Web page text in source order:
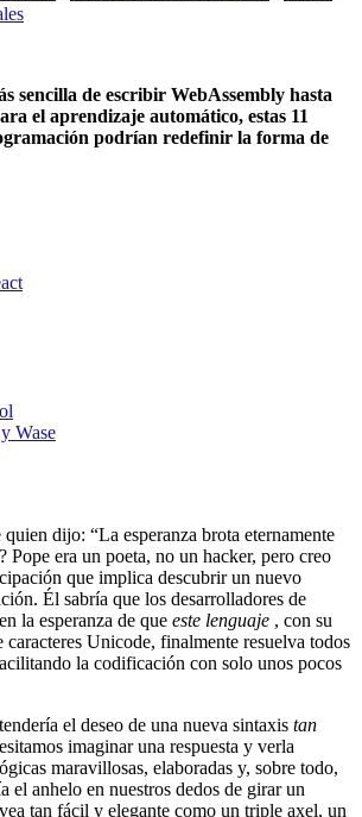
sencilla de escribir WebAssembly hasta
el aprendizaje automático, estas 11
podrían redefinir la forma de
Wase
dijo: “La esperanza brota eternamente
Pope era un poeta, no un hacker, pero creo
que implica descubrir un nuevo
Él sabría que los desarrolladores de
la esperanza de que este lenguaje , con su
Unicode, finalmente resuelva todos
la codificación con solo unos pocos
el deseo de una nueva sintaxis tan
imaginar una respuesta y verla
maravillosas, elaboradas y, sobre todo,
el anhelo en nuestros dedos de girar un
tan fácil y elegante como un triple axel, un